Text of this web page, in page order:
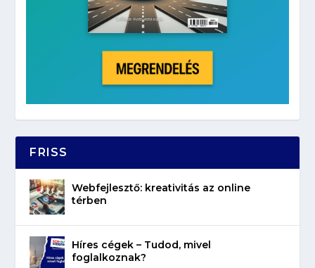
FRISS
Webfejlesztő: kreativitás az online
térben
Híres cégek – Tudod, mivel
foglalkoznak?